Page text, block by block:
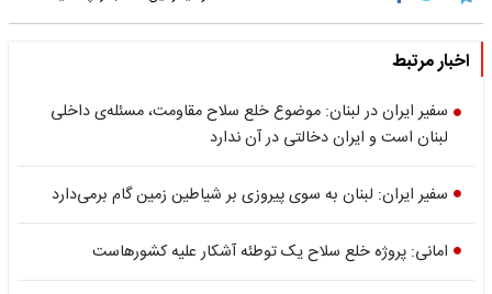
اخبار مرتبط
سفیر ایران در لبنان: موضوع خلع سلاح مقاومت، مسئله‌ی داخلی
لبنان است و ایران دخالتی در آن ندارد
سفیر ایران: لبنان به سوی پیروزی بر شیاطین زمین گام برمی‌دارد
امانی: پروژه خلع سلاح یک توطئه آشکار علیه کشورهاست